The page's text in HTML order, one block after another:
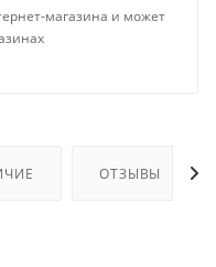
магазина и может
ОТЗЫВЫ